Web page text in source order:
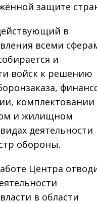
защите
в
всеми
и
войск к решению
комплектовании
и жилищном
деятельности
обороны.
Центра
в области